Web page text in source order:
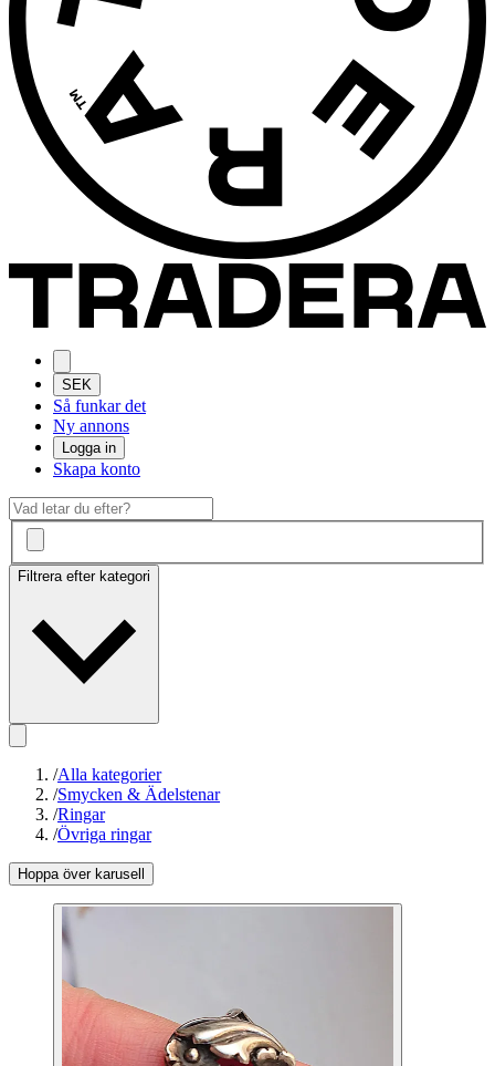
SEK
Så funkar det
Ny annons
Logga in
Skapa konto
Filtrera efter kategori
/Alla kategorier
/Smycken & Ädelstenar
/Ringar
/Övriga ringar
Hoppa över karusell